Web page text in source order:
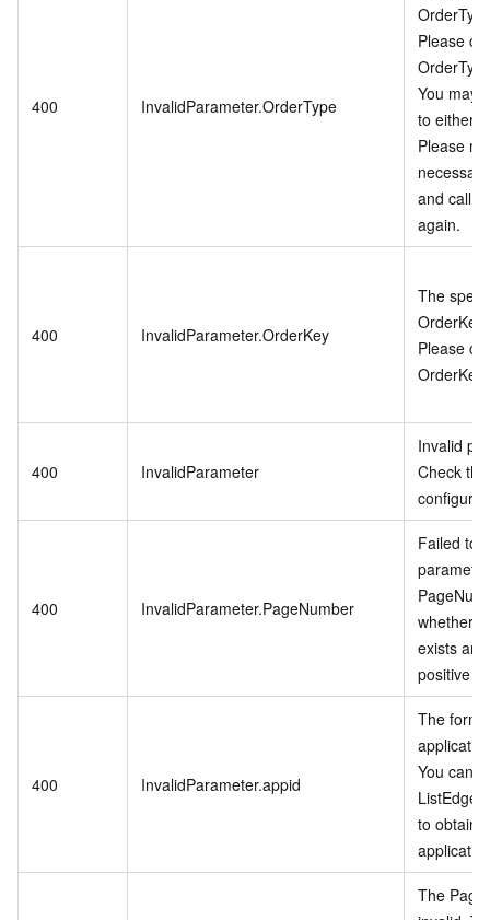
400 InvalidParameter.OrderType
Please
You may
to either
Please
and call
again.
400 InvalidParameter.OrderKey
The
OrderKey
Please
OrderKey
400 InvalidParameter
Invalid
Check
400 InvalidParameter.PageNumber
Failed to
parameter
whether
exists
positive
400 InvalidParameter.appid
The
You can
to obtain
The